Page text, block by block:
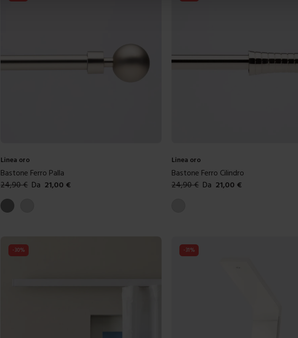
Linea oro
Bastone Ferro Palla
24,90€ Da 21,00 €
Colori disponibili
Grigio satinato
Linea oro
Bastone Ferro Cilindro
24,90€ Da 21,00 €
-30% -31%